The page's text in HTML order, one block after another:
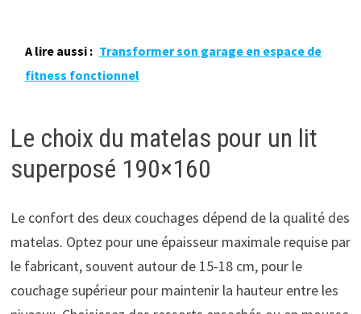
A lire aussi : Transformer son garage en espace de
fitness fonctionnel
Le choix du matelas pour un lit
superposé 190×160
Le confort des deux couchages dépend de la qualité des
matelas. Optez pour une épaisseur maximale requise par
le fabricant, souvent autour de 15-18 cm, pour le
couchage supérieur pour maintenir la hauteur entre les